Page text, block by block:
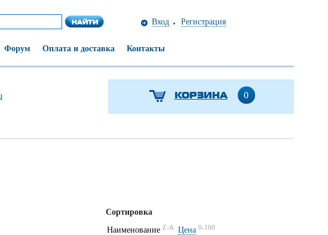
Вход Регистрация
Форум Оплата и доставка Контакты
КОРЗИНА 0
Сортировка
Наименование Z-A Цена 0-100